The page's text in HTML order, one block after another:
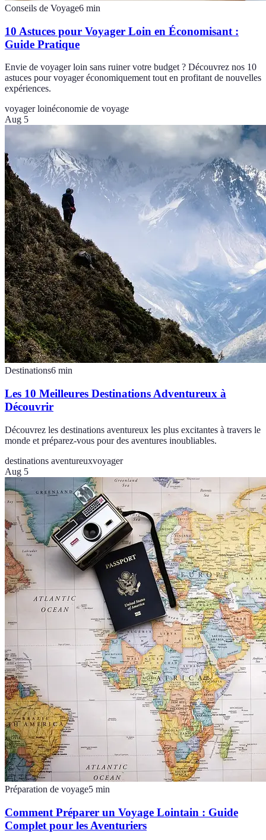
Conseils de Voyage6 min
10 Astuces pour Voyager Loin en Économisant :
Guide Pratique
Envie de voyager loin sans ruiner votre budget ? Découvrez nos 10
astuces pour voyager économiquement tout en profitant de nouvelles
expériences.
voyager loinéconomie de voyage
Aug 5
Destinations6 min
Les 10 Meilleures Destinations Adventureux à
Découvrir
Découvrez les destinations aventureux les plus excitantes à travers le
monde et préparez-vous pour des aventures inoubliables.
destinations aventureuxvoyager
Aug 5
Préparation de voyage5 min
Comment Préparer un Voyage Lointain : Guide
Complet pour les Aventuriers